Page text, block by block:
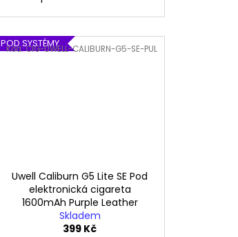
POD SYSTÉMY
Uwell Caliburn G5 Lite SE Pod
elektronická cigareta
1600mAh Purple Leather
Skladem
399 Kč
Kód:CIG-UWELL-CALIBURN-G5-SE-PUL